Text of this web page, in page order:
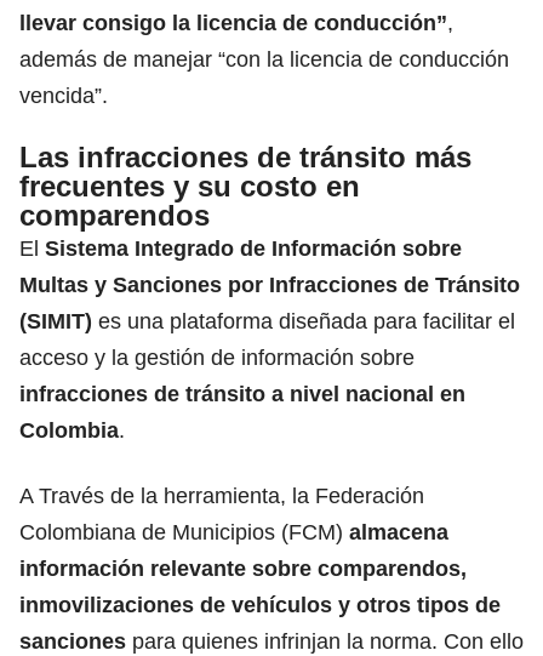
llevar consigo la licencia de conducción”,
además de manejar “con la licencia de conducción
vencida”.
Las infracciones de tránsito más
frecuentes y su costo en
comparendos
El Sistema Integrado de Información sobre
Multas y Sanciones por Infracciones de Tránsito
(SIMIT) es una plataforma diseñada para facilitar el
acceso y la gestión de información sobre
infracciones de tránsito a nivel nacional en
Colombia.
A Través de la herramienta, la Federación
Colombiana de Municipios (FCM) almacena
información relevante sobre comparendos,
inmovilizaciones de vehículos y otros tipos de
sanciones para quienes infrinjan la norma. Con ello